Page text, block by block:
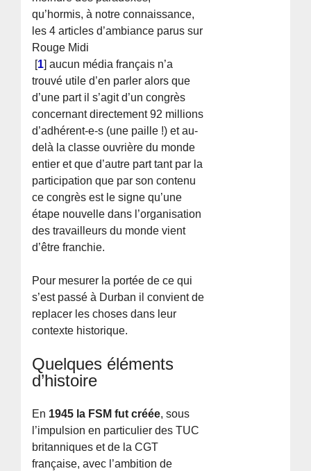
qu’hormis, à notre connaissance,
les 4 articles d’ambiance parus sur
Rouge Midi
[1] aucun média français n’a
trouvé utile d’en parler alors que
d’une part il s’agit d’un congrès
concernant directement 92 millions
d’adhérent-e-s (une paille !) et au-
delà la classe ouvrière du monde
entier et que d’autre part tant par la
participation que par son contenu
ce congrès est le signe qu’une
étape nouvelle dans l’organisation
des travailleurs du monde vient
d’être franchie.
Pour mesurer la portée de ce qui
s’est passé à Durban il convient de
replacer les choses dans leur
contexte historique.
Quelques éléments
d’histoire
En 1945 la FSM fut créée, sous
l’impulsion en particulier des TUC
britanniques et de la CGT
française, avec l’ambition de